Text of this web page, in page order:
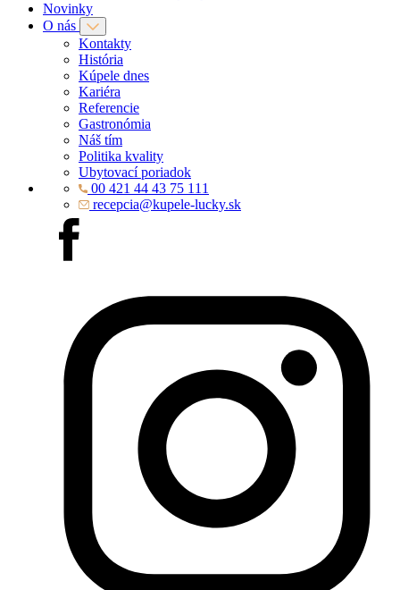
Novinky
O nás
Kontakty
História
Kúpele dnes
Kariéra
Referencie
Gastronómia
Náš tím
Politika kvality
Ubytovací poriadok
00 421 44 43 75 111
recepcia@kupele-lucky.sk